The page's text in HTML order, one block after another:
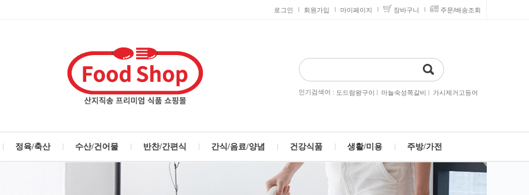
로그인 회원가입 마이페이지 장바구니 주문/배송조회
인기검색어 : 도드람왕구이 | 마늘숙성쪽갈비 | 가시제거고등어
정육/축산 수산/건어물 반찬/간편식 간식/음료/양념 건강식품 생활/미용 주방/가전